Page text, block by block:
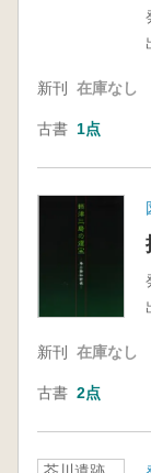
新刊 在庫なし
古書 1点
新刊 在庫なし
古書 2点